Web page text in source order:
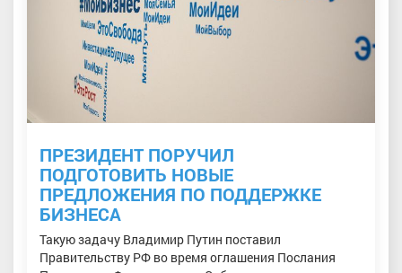
ПРЕЗИДЕНТ ПОРУЧИЛ
ПОДГОТОВИТЬ НОВЫЕ
ПРЕДЛОЖЕНИЯ ПО ПОДДЕРЖКЕ
БИЗНЕСА
Такую задачу Владимир Путин поставил
Правительству РФ во время оглашения Послания